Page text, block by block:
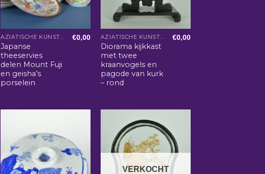
AZIATISCHE KUNST EN WOONACCESSOIRES
Japanse
theeservies
delen Mount Fuji
en geisha’s
porselein
€0,00 AZIATISCHE KUNST EN WOONACCESSOIRES
Diorama kijkkast
met twee
kraanvogels en
pagode van kurk
– rond
€0,00
VERKOCHT